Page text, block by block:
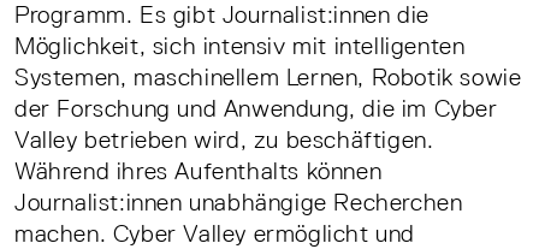
Programm. Es gibt Journalist:innen die
Möglichkeit, sich intensiv mit intelligenten
Systemen, maschinellem Lernen, Robotik sowie
der Forschung und Anwendung, die im Cyber
Valley betrieben wird, zu beschäftigen.
Während ihres Aufenthalts können
Journalist:innen unabhängige Recherchen
machen. Cyber Valley ermöglicht und